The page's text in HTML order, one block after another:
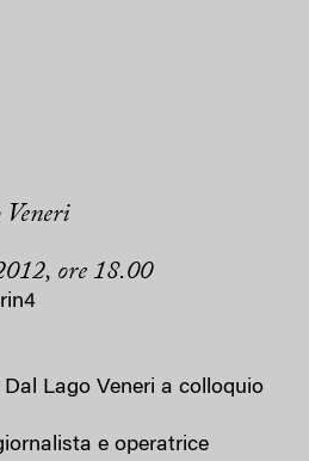
ore 18.00
Dal Lago Veneri a colloquio
e operatrice